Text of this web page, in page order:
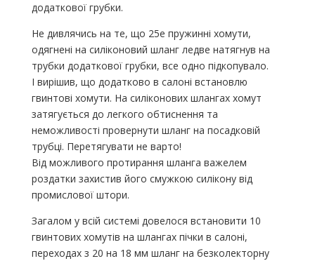
додаткової грубки.
Не дивлячись на те, що 25е пружинні хомути,
одягнені на силіконовий шланг ледве натягнув на
трубки додаткової грубки, все одно підкопувало.
І вирішив, що додатково в салоні встановлю
гвинтові хомути. На силіконових шлангах хомут
затягується до легкого обтиснення та
неможливості провернути шланг на посадковій
трубці. Перетягувати не варто!
Від можливого протирання шланга важелем
роздатки захистив його смужкою силікону від
промислової штори.
Загалом у всій системі довелося встановити 10
гвинтових хомутів на шлангах пічки в салоні,
переходах з 20 на 18 мм шланг на безколекторну